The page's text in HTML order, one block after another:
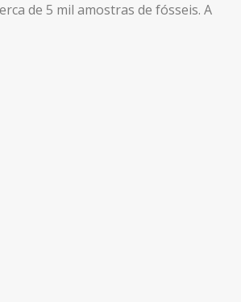
de 5 mil amostras de fósseis. A